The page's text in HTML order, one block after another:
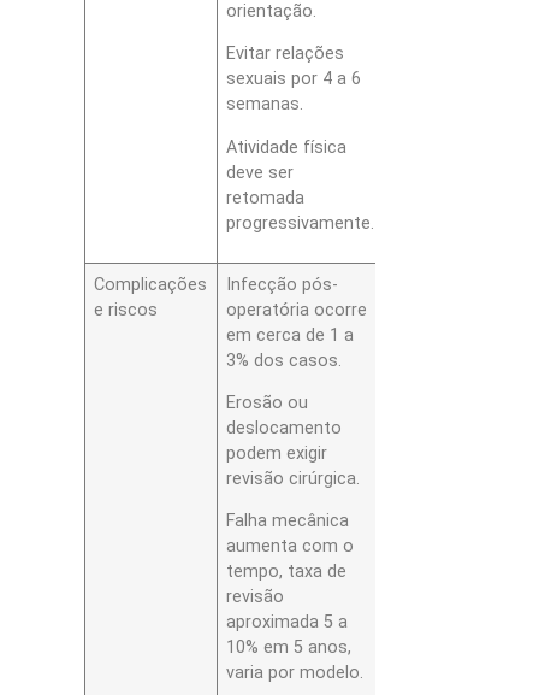
orientação.
Evitar relações
sexuais por 4 a 6
semanas.
Atividade física
deve ser
retomada
progressivamente.
Complicações
e riscos
Infecção pós-
operatória ocorre
em cerca de 1 a
3% dos casos.
Erosão ou
deslocamento
podem exigir
revisão cirúrgica.
Falha mecânica
aumenta com o
tempo, taxa de
revisão
aproximada 5 a
10% em 5 anos,
varia por modelo.